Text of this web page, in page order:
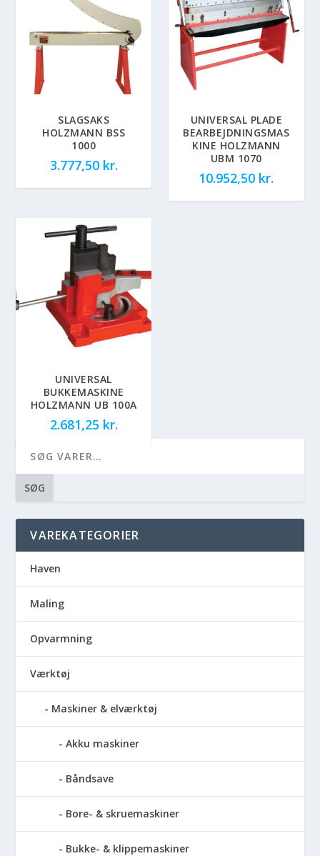
SLAGSAKS
HOLZMANN BSS
1000
3.777,50 kr.
UNIVERSAL PLADE
BEARBEJDNINGSMAS
KINE HOLZMANN
UBM 1070
10.952,50 kr.
UNIVERSAL
BUKKEMASKINE
HOLZMANN UB 100A
2.681,25 kr.
SØG
VAREKATEGORIER
Haven
Maling
Opvarmning
Værktøj
Maskiner & elværktøj
Akku maskiner
Båndsave
Bore- & skruemaskiner
Bukke- & klippemaskiner